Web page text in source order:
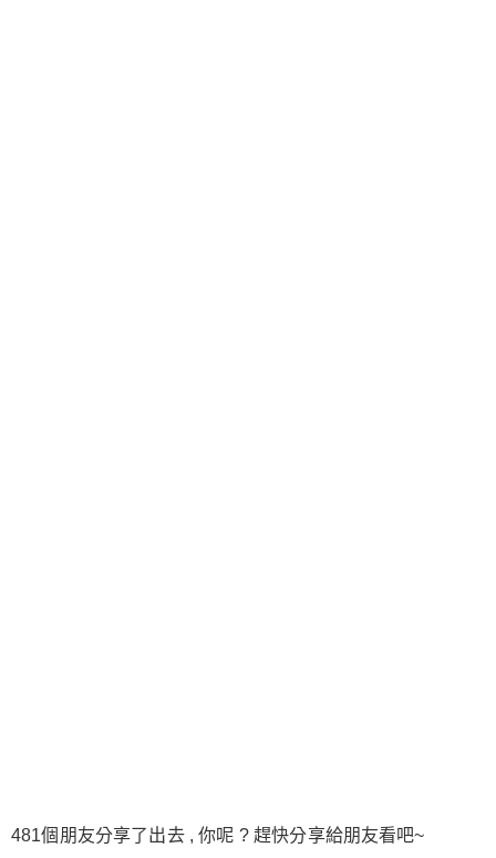
481個朋友分享了出去 , 你呢 ? 趕快分享給朋友看吧~